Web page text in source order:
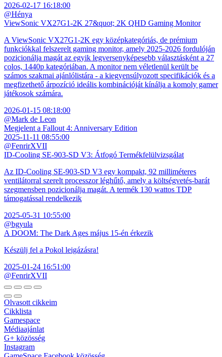
2026-02-17 16:18:00
@Hénya
ViewSonic VX27G1-2K 27&quot; 2K QHD Gaming Monitor
A ViewSonic VX27G1-2K egy középkategóriás, de prémium
funkciókkal felszerelt gaming monitor, amely 2025-2026 fordulóján
pozicionálja magát az egyik legversenyképesebb választásként a 27
colos, 1440p kategóriában. A monitor nem véletlenül került be
számos szakmai ajánlólistára - a kiegyensúlyozott specifikációk és a
megfizethető árpozíció ideális kombinációját kínálja a komoly gamer
játékosok számára.
2026-01-15 08:18:00
@Mark de Leon
Megjelent a Fallout 4: Anniversary Edition
2025-11-11 08:55:00
@FenrirXVII
ID-Cooling SE-903-SD V3: Átfogó Termékfelülvizsgálat
Az ID-Cooling SE-903-SD V3 egy kompakt, 92 milliméteres
ventilátorral szerelt processzor léghűtő, amely a költségvetés-barát
szegmensben pozicionálja magát. A termék 130 wattos TDP
támogatással rendelkezik
2025-05-31 10:55:00
@bgyula
A DOOM: The Dark Ages május 15-én érkezik
Készülj fel a Pokol leigázásra!
2025-01-24 16:51:00
@FenrirXVII
Olvasott cikkeim
Cikklista
Gamespace
Médiaajánlat
G+ közösség
Instagram